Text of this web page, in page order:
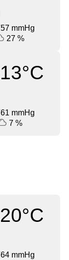
mmHg
27 %
mmHg
7 %
mmHg